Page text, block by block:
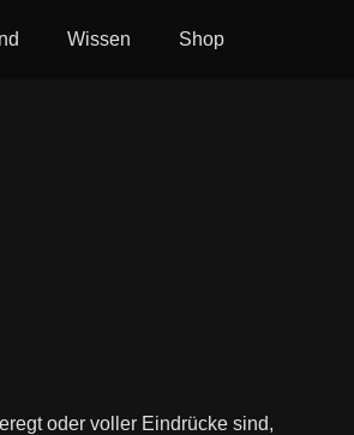
Wissen Shop
oder voller Eindrücke sind,